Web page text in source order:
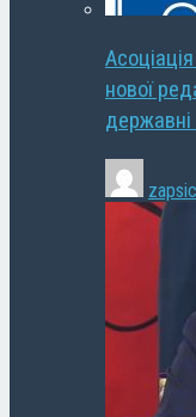
нової
державні